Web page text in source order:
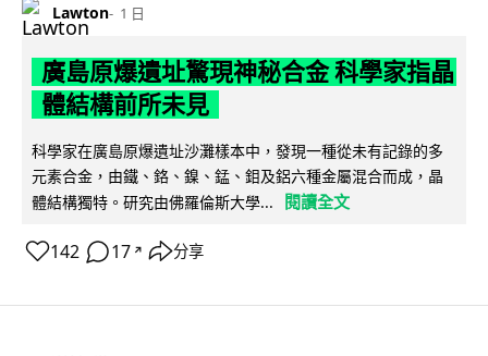
Lawton 1 日
廣島原爆遺址驚現神秘合金 科學家指晶
體結構前所未見
科學家在廣島原爆遺址沙灘樣本中，發現一種從未有記錄的多
元素合金，由鐵、鉻、鎳、錳、鉬及鋁六種金屬混合而成，晶
體結構獨特。研究由佛羅倫斯大學...
閱讀全文
142 17 ↗ 分享